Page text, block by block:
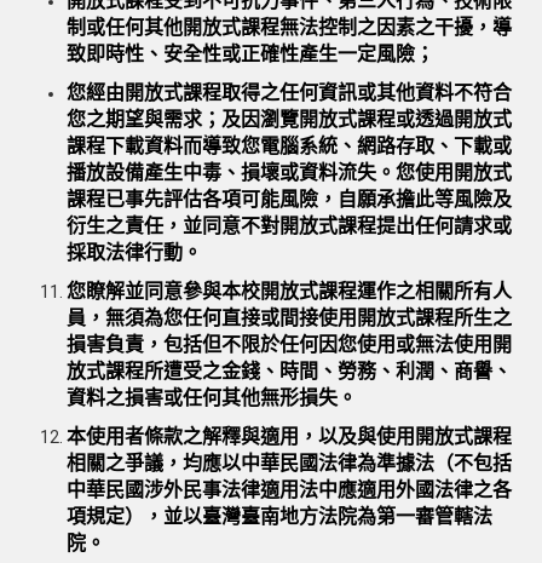
制或任何其他開放式課程無法控制之因素之干擾，導
致即時性、安全性或正確性產生一定風險；
您經由開放式課程取得之任何資訊或其他資料不符合
您之期望與需求；及因瀏覽開放式課程或透過開放式
課程下載資料而導致您電腦系統、網路存取、下載或
播放設備產生中毒、損壞或資料流失。您使用開放式
課程已事先評估各項可能風險，自願承擔此等風險及
衍生之責任，並同意不對開放式課程提出任何請求或
採取法律行動。
您瞭解並同意參與本校開放式課程運作之相關所有人
員，無須為您任何直接或間接使用開放式課程所生之
損害負責，包括但不限於任何因您使用或無法使用開
放式課程所遭受之金錢、時間、勞務、利潤、商譽、
資料之損害或任何其他無形損失。
本使用者條款之解釋與適用，以及與使用開放式課程
相關之爭議，均應以中華民國法律為準據法（不包括
中華民國涉外民事法律適用法中應適用外國法律之各
項規定），並以臺灣臺南地方法院為第一審管轄法
院。